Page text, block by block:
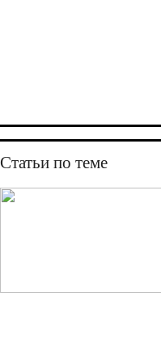
Статьи по теме